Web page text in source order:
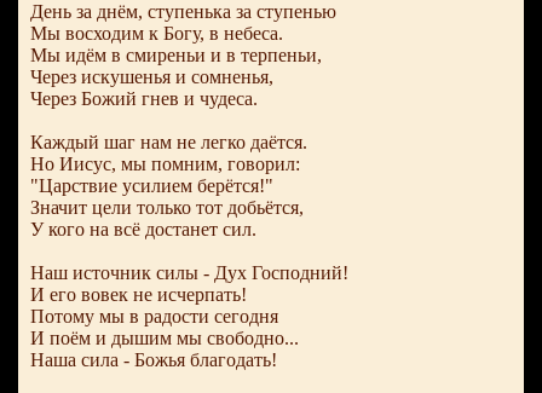
День за днём, ступенька за ступенью
Мы восходим к Богу, в небеса.
Мы идём в смиреньи и в терпеньи,
Через искушенья и сомненья,
Через Божий гнев и чудеса.
Каждый шаг нам не легко даётся.
Но Иисус, мы помним, говорил:
"Царствие усилием берётся!"
Значит цели только тот добьётся,
У кого на всё достанет сил.
Наш источник силы - Дух Господний!
И его вовек не исчерпать!
Потому мы в радости сегодня
И поём и дышим мы свободно...
Наша сила - Божья благодать!